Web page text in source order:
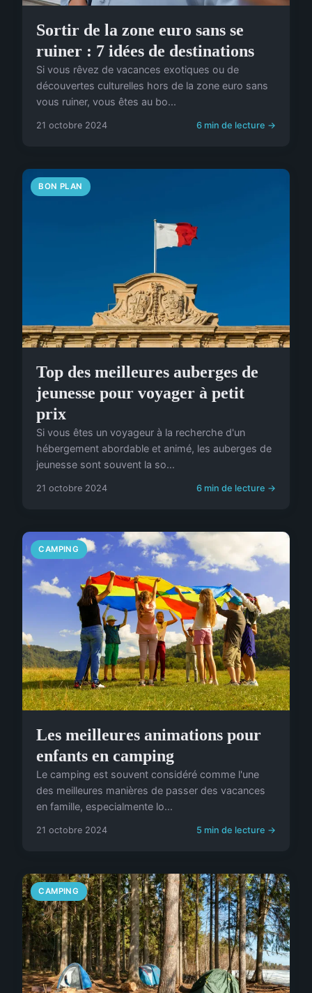
Sortir de la zone euro sans se
ruiner : 7 idées de destinations
Si vous rêvez de vacances exotiques ou de
découvertes culturelles hors de la zone euro sans
vous ruiner, vous êtes au bo...
21 octobre 2024 6 min de lecture →
BON PLAN
Top des meilleures auberges de
jeunesse pour voyager à petit
prix
Si vous êtes un voyageur à la recherche d'un
hébergement abordable et animé, les auberges de
jeunesse sont souvent la so...
21 octobre 2024 6 min de lecture →
CAMPING
Les meilleures animations pour
enfants en camping
Le camping est souvent considéré comme l'une
des meilleures manières de passer des vacances
en famille, especialmente lo...
21 octobre 2024 5 min de lecture →
CAMPING